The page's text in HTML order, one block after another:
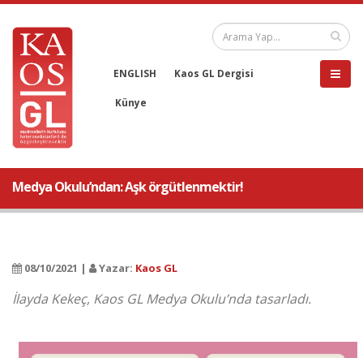
ENGLISH Kaos GL Dergisi
Künye
Medya Okulu’ndan: Aşk örgütlenmektir!
08/10/2021 | Yazar: Kaos GL
İlayda Kekeç, Kaos GL Medya Okulu’nda tasarladı.